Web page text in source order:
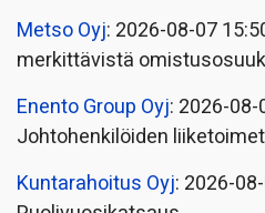
Metso Oyj: 2026-08-07
merkittävistä
Enento Group Oyj: 2026-08-
Johtohenkilöiden liiketoimet
Kuntarahoitus Oyj: 2026-